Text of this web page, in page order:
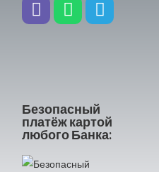
Безопасный
платёж картой
любого Банка: